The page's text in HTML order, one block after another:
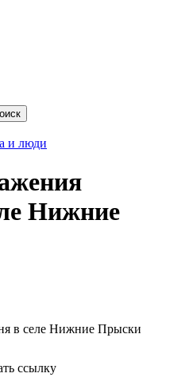
и люди
Нижние
в селе Нижние Прыски